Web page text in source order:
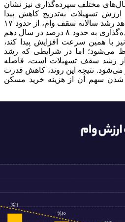
مختلف سپرده‌گذاری نیز نشان
تسهیلات به‌تدریج کاهش پیدا
می‌کند. محاسبات نشان می‌دهد رشد سالانه سقف وام، از حدود ۱۷
درصد در چهارمین سال سپرده‌گذاری به حدود ۸ درصد در سال دهم
با همین سرعت افزایش پیدا کند،
می‌شود؛ اما در شرایطی که رشد
از رشد سقف تسهیلات است، فاصله
می‌شود. نتیجه این روند، کاهش قدرت
شدن سهم آن از هزینه خرید مسکن